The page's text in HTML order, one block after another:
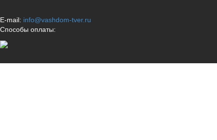
E-mail: info@vashdom-tver.ru
Способы оплаты: